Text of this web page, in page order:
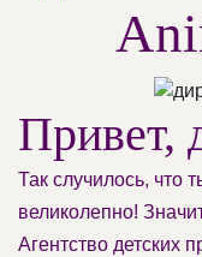
Привет,
Так случилось, что
великолепно!
Агентство детских